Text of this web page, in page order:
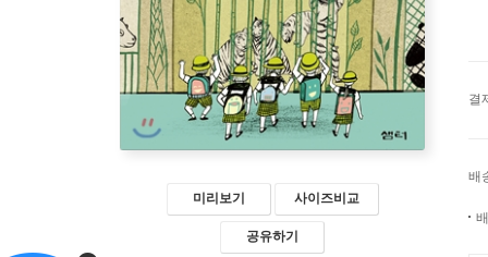
미리보기 사이즈비교
공유하기
결
배